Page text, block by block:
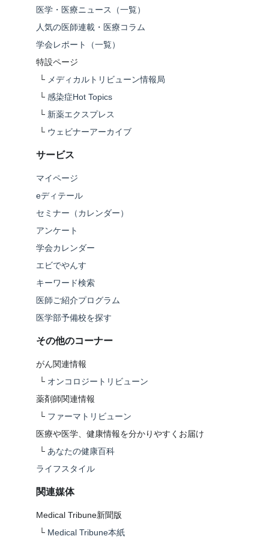
医学・医療ニュース（一覧）
人気の医師連載・医療コラム
学会レポート（一覧）
特設ページ
└ メディカルトリビューン情報局
└ 感染症Hot Topics
└ 新薬エクスプレス
└ ウェビナーアーカイブ
サービス
マイページ
eディテール
セミナー（カレンダー）
アンケート
学会カレンダー
エビでやんす
キーワード検索
医師ご紹介プログラム
医学部予備校を探す
その他のコーナー
がん関連情報
└ オンコロジートリビューン
薬剤師関連情報
└ ファーマトリビューン
医療や医学、健康情報を分かりやすくお届け
└ あなたの健康百科
ライフスタイル
関連媒体
Medical Tribune新聞版
└ Medical Tribune本紙